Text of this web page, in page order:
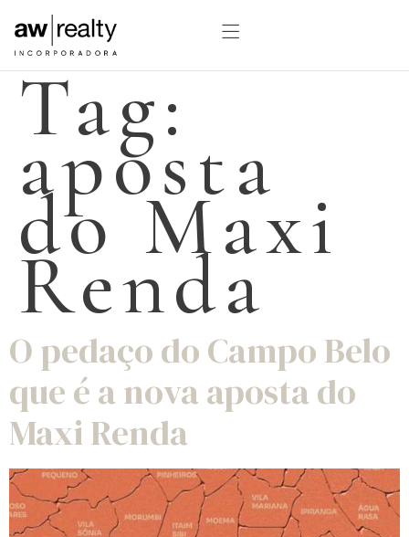
Tag:
aposta
do Maxi
Renda
O pedaço do Campo Belo
que é a nova aposta do
Maxi Renda